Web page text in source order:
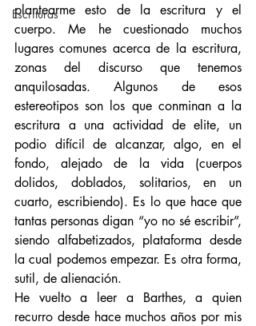
Escrituras
plantearme esto de la escritura y el
cuerpo. Me he cuestionado muchos
lugares comunes acerca de la escritura,
zonas del discurso que tenemos
anquilosadas. Algunos de esos
estereotipos son los que conminan a la
escritura a una actividad de elite, un
podio difícil de alcanzar, algo, en el
fondo, alejado de la vida (cuerpos
dolidos, doblados, solitarios, en un
cuarto, escribiendo). Es lo que hace que
tantas personas digan “yo no sé escribir”,
siendo alfabetizados, plataforma desde
la cual podemos empezar. Es otra forma,
sutil, de alienación.
He vuelto a leer a Barthes, a quien
recurro desde hace muchos años por mis